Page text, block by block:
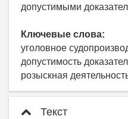
допустимыми
Ключевые слова:
уголовное
допустимость
розыскная
Текст